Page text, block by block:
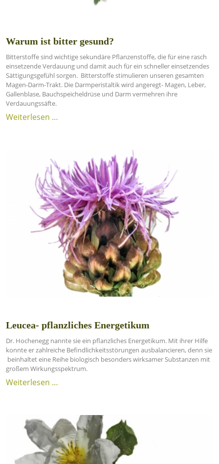
Warum ist bitter gesund?
Bitterstoffe sind wichtige sekundäre Pflanzenstoffe, die für eine rasch
einsetzende Verdauung und damit auch für ein schneller einsetzendes
Sättigungsgefühl sorgen. Bitterstoffe stimulieren unseren gesamten
Magen-Darm-Trakt. Die Darmperistaltik wird angeregt- Magen, Leber,
Gallenblase, Bauchspeicheldrüse und Darm vermehren ihre
Verdauungssäfte.
Weiterlesen …
Leucea- pflanzliches Energetikum
Dr. Hochenegg nannte sie ein pflanzliches Energetikum. Mit ihrer Hilfe
konnte er zahlreiche Befindlichkeitsstörungen ausbalancieren, denn sie
beinhaltet eine Reihe biologisch besonders wirksamer Substanzen mit
großem Wirkungsspektrum.
Weiterlesen …